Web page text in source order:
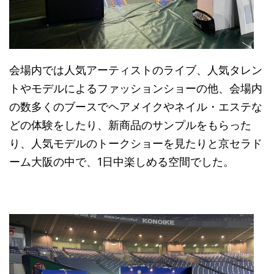
会場内では人気アーティストのライブ、人気タレン
トやモデルによるファッションショーの他、会場内
の数多くのブースでヘアメイクやネイル・エステな
どの体験をしたり、新商品のサンプルをもらった
り、人気モデルのトークショーを見たりと京セラド
ーム大阪の中で、1日中楽しめる空間でした。